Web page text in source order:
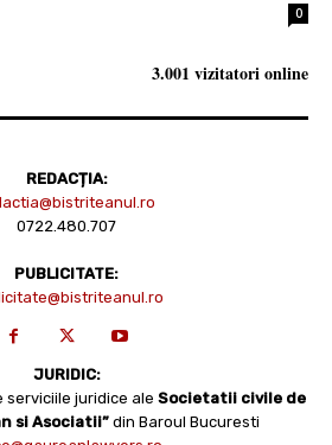
0
3.001 vizitatori online
REDACȚIA:
0722.480.707
PUBLICITATE:
JURIDIC:
serviciile juridice ale Societatii civile de
si Asociatii” din Baroul Bucuresti